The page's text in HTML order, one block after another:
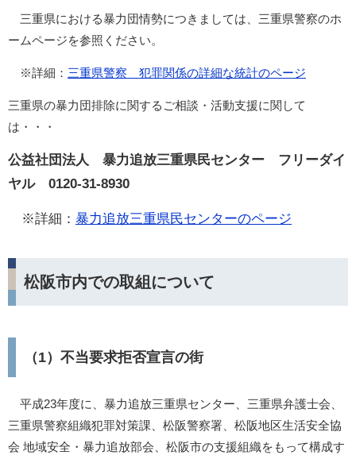
三重県における暴力団情勢につきましては、三重県警察のホ
ームページを参照ください。
※詳細： 三重県警察 犯罪関係の詳細な統計のページ
三重県の暴力団排除に関するご相談・活動支援に関して
は・・・
公益社団法人 暴力追放三重県民センター フリーダイ
ヤル 0120-31-8930
※詳細： 暴力追放三重県民センターのページ
松阪市内での取組について
（1）不当要求拒否宣言の街
平成23年度に、暴力追放三重県センター、三重県弁護士会、
三重県警察組織犯罪対策課、松阪警察署、松阪地区生活安全協
会 地域安全・暴力追放部会、松阪市の支援組織をもって構成す